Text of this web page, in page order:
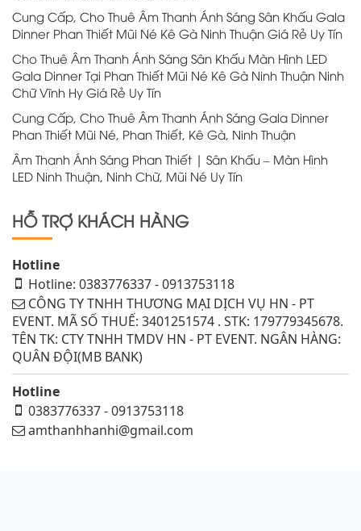
Cung Cấp, Cho Thuê Âm Thanh Ánh Sáng Sân Khấu Gala
Dinner Phan Thiết Mũi Né Kê Gà Ninh Thuận Giá Rẻ Uy Tín
Cho Thuê Âm Thanh Ánh Sáng Sân Khấu Màn Hình LED
Gala Dinner Tại Phan Thiết Mũi Né Kê Gà Ninh Thuận Ninh
Chữ Vĩnh Hy Giá Rẻ Uy Tín
Cung Cấp, Cho Thuê Âm Thanh Ánh Sáng Gala Dinner
Phan Thiết Mũi Né, Phan Thiết, Kê Gà, Ninh Thuận
Âm Thanh Ánh Sáng Phan Thiết | Sân Khấu – Màn Hình
LED Ninh Thuận, Ninh Chữ, Mũi Né Uy Tín
HỖ TRỢ KHÁCH HÀNG
Hotline
Hotline: 0383776337 - 0913753118
CÔNG TY TNHH THƯƠNG MẠI DỊCH VỤ HN - PT
EVENT. MÃ SỐ THUẾ: 3401251574 . STK: 179779345678.
TÊN TK: CTY TNHH TMDV HN - PT EVENT. NGÂN HÀNG:
QUÂN ĐỘI(MB BANK)
Hotline
0383776337 - 0913753118
amthanhhanhi@gmail.com